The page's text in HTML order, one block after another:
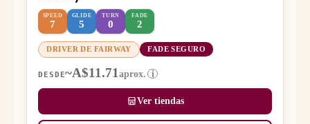
SPEED
7
GLIDE
5
TURN
0
FADE
2
DRIVER DE FAIRWAY FADE SEGURO
DESDE~A$11.71aprox. i
Ver tiendas